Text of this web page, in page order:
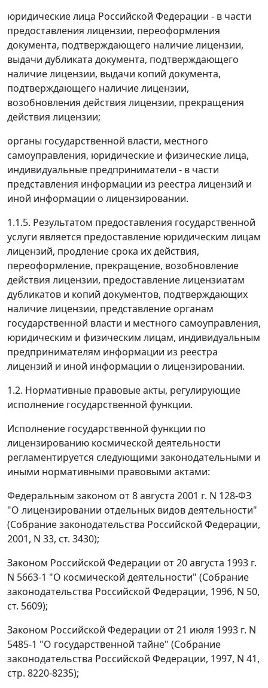
юридические лица Российской Федерации - в части
предоставления лицензии, переоформления
документа, подтверждающего наличие лицензии,
выдачи дубликата документа, подтверждающего
наличие лицензии, выдачи копий документа,
подтверждающего наличие лицензии,
возобновления действия лицензии, прекращения
действия лицензии;
органы государственной власти, местного
самоуправления, юридические и физические лица,
индивидуальные предприниматели - в части
представления информации из реестра лицензий и
иной информации о лицензировании.
1.1.5. Результатом предоставления государственной
услуги является предоставление юридическим лицам
лицензий, продление срока их действия,
переоформление, прекращение, возобновление
действия лицензии, предоставление лицензиатам
дубликатов и копий документов, подтверждающих
наличие лицензии, представление органам
государственной власти и местного самоуправления,
юридическим и физическим лицам, индивидуальным
предпринимателям информации из реестра
лицензий и иной информации о лицензировании.
1.2. Нормативные правовые акты, регулирующие
исполнение государственной функции.
Исполнение государственной функции по
лицензированию космической деятельности
регламентируется следующими законодательными и
иными нормативными правовыми актами:
Федеральным законом от 8 августа 2001 г. N 128-ФЗ
"О лицензировании отдельных видов деятельности"
(Собрание законодательства Российской Федерации,
2001, N 33, ст. 3430);
Законом Российской Федерации от 20 августа 1993 г.
N 5663-1 "О космической деятельности" (Собрание
законодательства Российской Федерации, 1996, N 50,
ст. 5609);
Законом Российской Федерации от 21 июля 1993 г. N
5485-1 "О государственной тайне" (Собрание
законодательства Российской Федерации, 1997, N 41,
стр. 8220-8235);